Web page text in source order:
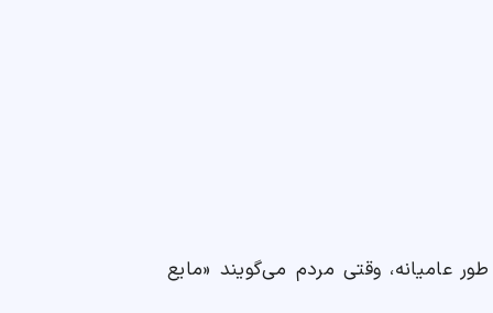
عامیانه، وقتی مردم می‌گویند «مایع